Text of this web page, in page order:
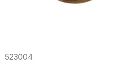
523004